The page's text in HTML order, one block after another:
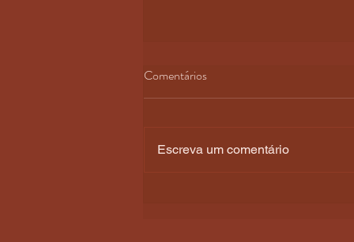
Comentários
Escreva um comentário